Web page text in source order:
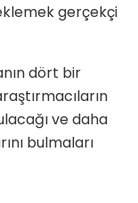
gerçekçi
n dört bir
ve daha
bulmaları